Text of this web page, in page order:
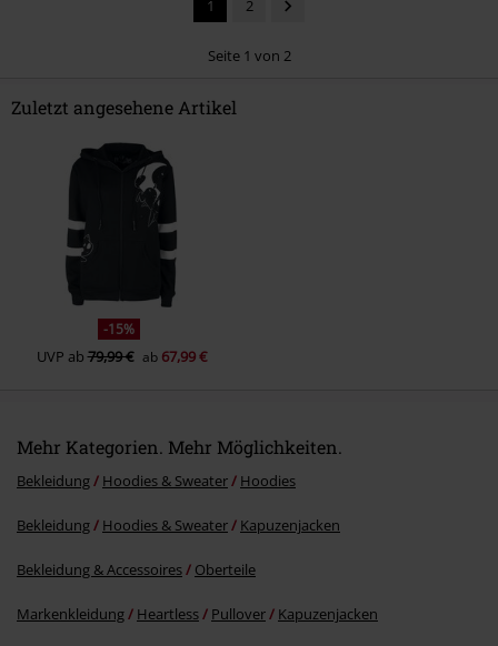
Kommentar jetzt abschicken!
1 2
Seite 1 von 2
Zuletzt angesehene Artikel
-15%
UVP ab79,99 € ab 67,99 €
Mehr Kategorien. Mehr Möglichkeiten.
Bekleidung Hoodies & Sweater Hoodies
Bekleidung Hoodies & Sweater Kapuzenjacken
Bekleidung & Accessoires Oberteile
Markenkleidung Heartless Pullover Kapuzenjacken